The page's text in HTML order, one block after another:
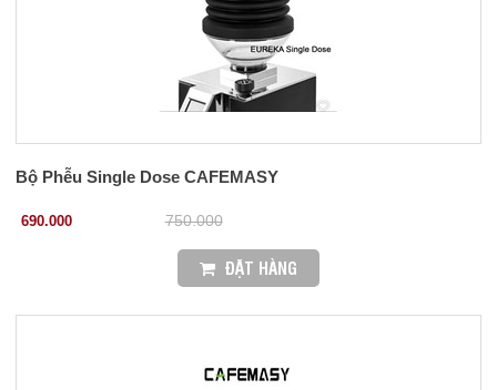
Bộ Phễu Single Dose CAFEMASY
690.000 750.000
ĐẶT HÀNG